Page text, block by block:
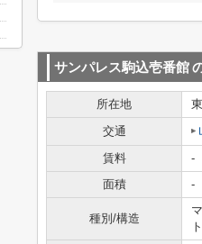
サンパレス駒込壱番館
所在地
交通
賃料
-
面積
-
種別/構造
ト